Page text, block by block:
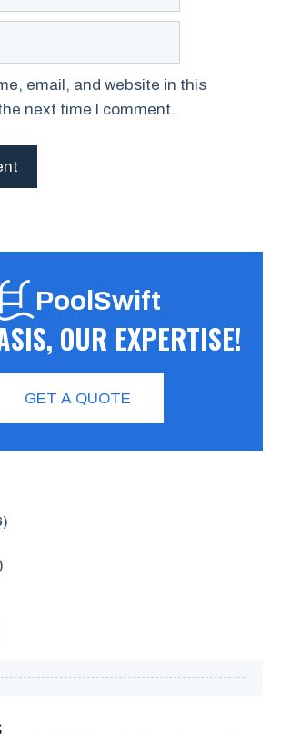
email, and website in this
next time I comment.
PoolSwift
OUR EXPERTISE!
GET A QUOTE